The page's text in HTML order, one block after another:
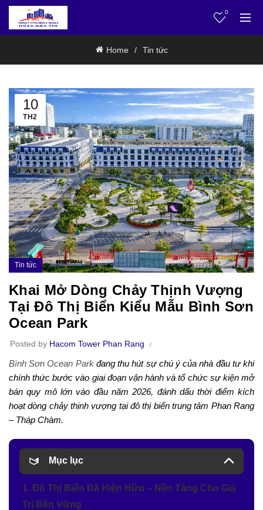
0
Home Tin tức
10
TH2
Tin tức
Khai Mở Dòng Chảy Thịnh Vượng
Tại Đô Thị Biển Kiểu Mẫu Bình Sơn
Ocean Park
Posted by Hacom Tower Phan Rang
Bình Sơn Ocean Parkđang thu hút sự chú ý của nhà đầu tư khi
chính thức bước vào giai đoạn vận hành và tổ chức sự kiện mở
bán quy mô lớn vào đầu năm 2026, đánh dấu thời điểm kích
hoạt dòng chảy thịnh vượng tại đô thị biển trung tâm Phan Rang
– Tháp Chàm.
Mục lục
1. Đô Thị Biển Đã Hiện Hữu – Nền Tảng Cho Giá
Trị Bền Vững